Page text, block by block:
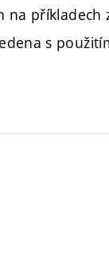
příkladech
s